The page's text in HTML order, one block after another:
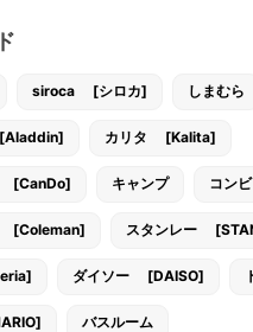
siroca [シロカ] しまむら
カリタ [Kalita]
[CanDo] キャンプ コン
[Coleman] スタンレー
ダイソー [DAISO]
バスルーム